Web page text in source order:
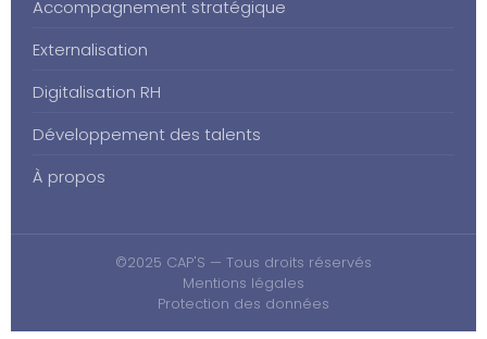
Accompagnement stratégique
Externalisation
Digitalisation RH
Développement des talents
À propos
©2025 CAP'S — Tous droits réservés
Mentions légales
Protection des données